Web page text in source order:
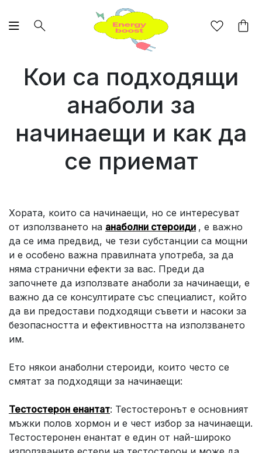
Кои са подходящи
анаболи за
начинаещи и как да
се приемат
Хората, които са начинаещи, но се интересуват
от използването на анаболни стероиди , е важно
да се има предвид, че тези субстанции са мощни
и е особено важна правилната употреба, за да
няма странични ефекти за вас. Преди да
започнете да използвате анаболи за начинаещи, е
важно да се консултирате със специалист, който
да ви предостави подходящи съвети и насоки за
безопасността и ефективността на използването
им.
Ето някои анаболни стероиди, които често се
смятат за подходящи за начинаещи:
Тестостерон енантат: Тестостеронът е основният
мъжки полов хормон и е чест избор за начинаещи.
Тестостеронен енантат е един от най-широко